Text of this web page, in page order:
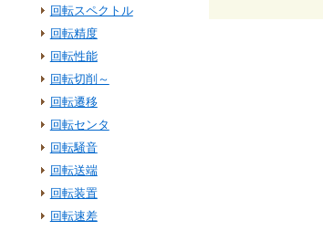
回転スペクトル
回転精度
回転性能
回転切削～
回転遷移
回転センタ
回転騒音
回転送端
回転装置
回転速差